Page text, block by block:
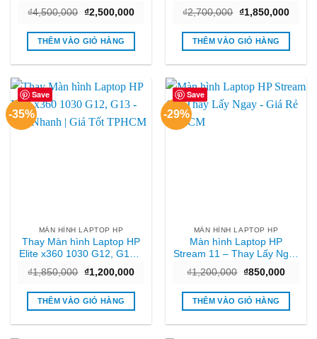
Giá Rẻ
₫4,500,000 Giá
gốc
là:
₫4,500,000.
₫2,500,000Giá
tại
₫2,500,000.
THÊM VÀO GIỎ HÀNG
TPHCM
₫2,700,000 Giá
gốc
là:
₫2,700,000.
₫1,850,000Giá
tại
THÊM VÀO GIỎ HÀNG
Save
-35%
MÀN HÌNH LAPTOP HP
Thay Màn hình Laptop HP
Elite x360 1030 G12, G13 –
TPHCM
₫1,850,000 Giá
là:
₫1,850,000.
₫1,200,000Giá
tại
₫1,200,000.
THÊM VÀO GIỎ HÀNG
Save
-29%
MÀN HÌNH LAPTOP HP
Màn hình Laptop HP
Stream 11 – Thay Lấy Ngay
₫1,200,000 Giá
là:
₫1,200,000.
₫850,000Giá
tại
THÊM VÀO GIỎ HÀNG